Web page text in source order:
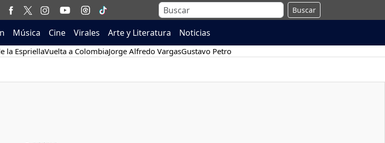
Buscar
Música Cine Virales Arte y Literatura Noticias
la EspriellaVuelta a ColombiaJorge Alfredo VargasGustavo Petro